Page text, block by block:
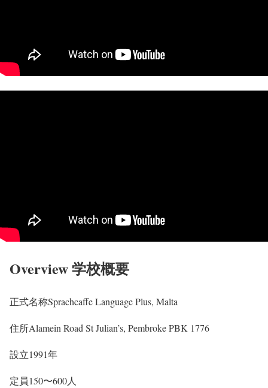
Overview 学校概要
正式名称Sprachcaffe Language Plus, Malta
住所Alamein Road St Julian’s, Pembroke PBK 1776
設立1991年
定員150〜600人